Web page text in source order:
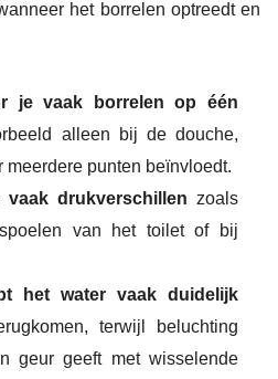
het borrelen optreedt en
je vaak borrelen op één
alleen bij de douche,
punten beïnvloedt.
drukverschillen zoals
van het toilet of bij
het water vaak duidelijk
terwijl beluchting
geur geeft met wisselende